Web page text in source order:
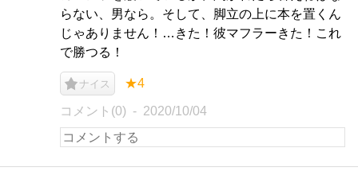
らない、男なら。そして、脚立の上に本を置くん
じゃありません！…きた！彼マフラーきた！これ
で勝つる！
ナイス ★4
コメント(0) 2020/10/04